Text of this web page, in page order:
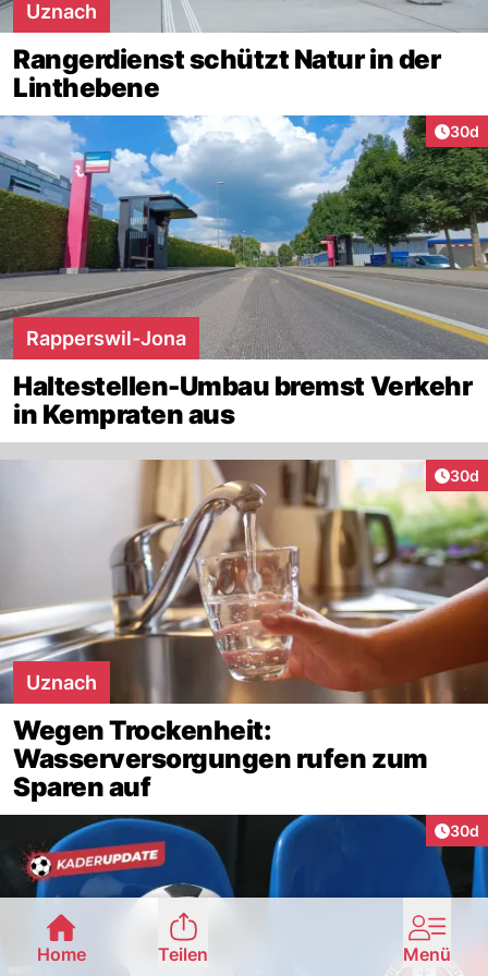
Uznach
Rangerdienst schützt Natur in der
Linthebene
30d
Rapperswil-Jona
Haltestellen-Umbau bremst Verkehr
in Kempraten aus
30d
Uznach
Wegen Trockenheit:
Wasserversorgungen rufen zum
Sparen auf
30d
Home Teilen Menü